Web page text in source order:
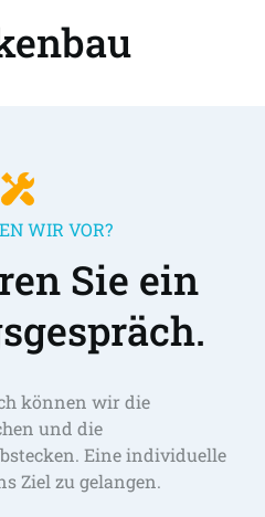
WIR VOR?
Sie ein
können wir die
und die
Eine individuelle
Ziel zu gelangen.